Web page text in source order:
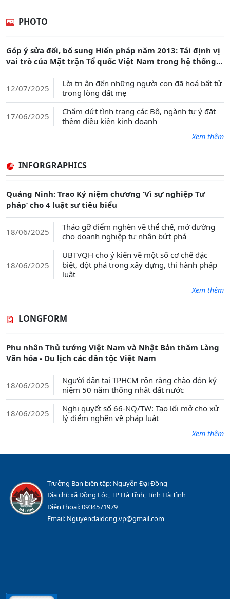
PHOTO
Góp ý sửa đổi, bổ sung Hiến pháp năm 2013: Tái định vị
vai trò của Mặt trận Tổ quốc Việt Nam trong hệ thống
chính trị
12/07/2025
Lời tri ân đến những người con đã hoá bất tử
trong lòng đất mẹ
17/06/2025
Chấm dứt tình trạng các Bộ, ngành tự ý đặt
thêm điều kiện kinh doanh
Xem thêm
INFORGRAPHICS
Quảng Ninh: Trao Kỷ niệm chương ‘Vì sự nghiệp Tư
pháp’ cho 4 luật sư tiêu biểu
18/06/2025
Tháo gỡ điểm nghẽn về thể chế, mở đường
cho doanh nghiệp tư nhân bứt phá
18/06/2025
UBTVQH cho ý kiến về một số cơ chế đặc
biệt, đột phá trong xây dựng, thi hành pháp
luật
Xem thêm
LONGFORM
Phu nhân Thủ tướng Việt Nam và Nhật Bản thăm Làng
Văn hóa - Du lịch các dân tộc Việt Nam
18/06/2025
Người dân tại TPHCM rộn ràng chào đón kỷ
niệm 50 năm thống nhất đất nước
18/06/2025
Nghị quyết số 66-NQ/TW: Tạo lối mở cho xử
lý điểm nghẽn về pháp luật
Xem thêm
Trưởng Ban biên tập: Nguyễn Đại Đồng
Địa chỉ: xã Đồng Lộc, TP Hà Tĩnh, Tỉnh Hà Tĩnh
Điện thoại: 0934571979
Email: Nguyendaidong.vp@gmail.com